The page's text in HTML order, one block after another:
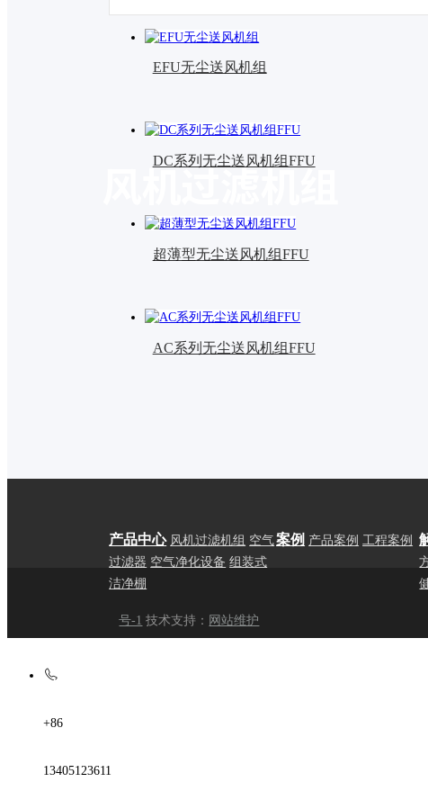
风机过滤机组
首页
EFU无尘送风机组
DC系列无尘送风机组FFU
超薄型无尘送风机组FFU
AC系列无尘送风机组FFU
产品中心 风机过滤机组 空气
过滤器 空气净化设备 组装式
洁净棚
案例 产品案例 工程案例
号-1 技术支持： 网站维护
+86
13405123611